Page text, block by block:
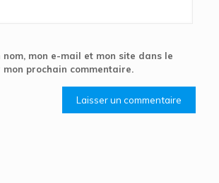
nom, mon e-mail et mon site dans le
prochain commentaire.